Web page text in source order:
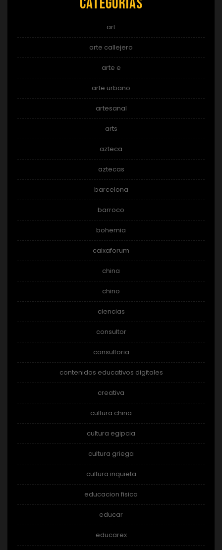
Categorías
art
arte callejero
arte e
arte urbano
artesanal
arts
azteca
aztecas
barcelona
barroco
bohemia
caixaforum
china
chino
ciencias
consultor
consultoria
contenidos educativos digitales
creativa
cultura china
cultura egipcia
cultura griega
cultura inquieta
educacion fisica
educar
educarex